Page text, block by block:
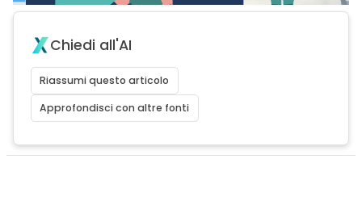
Chiedi all'AI
Riassumi questo articolo
Approfondisci con altre fonti